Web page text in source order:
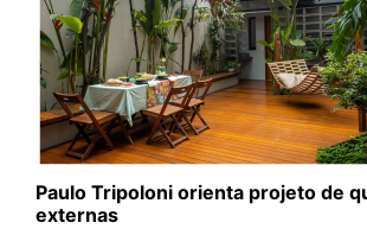
Paulo Tripoloni orienta projeto de
externas